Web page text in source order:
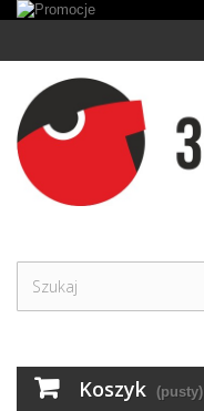
Koszyk (pusty)